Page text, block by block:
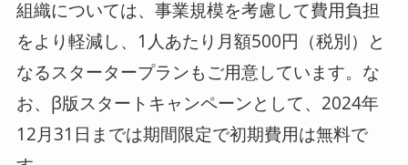
組織については、事業規模を考慮して費用負担
をより軽減し、1人あたり月額500円（税別）と
なるスタータープランもご用意しています。な
お、β版スタートキャンペーンとして、2024年
12月31日までは期間限定で初期費用は無料で